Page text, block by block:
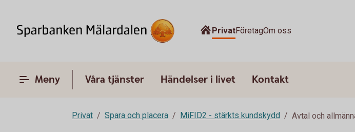
PrivatFöretagOm oss
Meny Våra tjänster Händelser i livet Kontakt
Privat Spara och placera MiFID2 - stärkts kundskydd Avtal och